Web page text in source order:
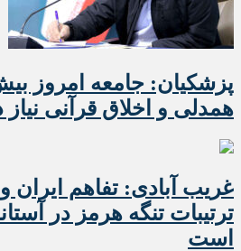
پزشکیان: جامعه امروز
همدلی و اخلاق قرآنی نیاز
غریب آبادی: تفاهم ایران
ترتیبات تنگه هرمز در
است